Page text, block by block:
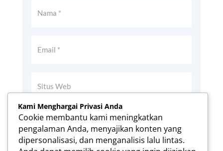
Simpan nama, email, dan situs web saya
pada peramban ini untuk komentar saya
berikutnya.
Kami Menghargai Privasi Anda
Cookie membantu kami meningkatkan
pengalaman Anda, menyajikan konten yang
dipersonalisasi, dan menganalisis lalu lintas.